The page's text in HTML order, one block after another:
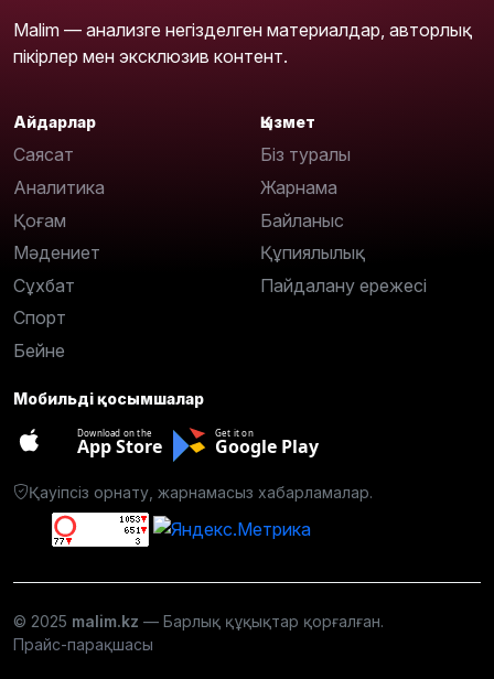
Malim — анализге негізделген материалдар, авторлық
пікірлер мен эксклюзив контент.
Айдарлар
Саясат
Аналитика
Қоғам
Мәдениет
Сұхбат
Спорт
Бейне
Қызмет
Біз туралы
Жарнама
Байланыс
Құпиялылық
Пайдалану ережесі
Мобильді қосымшалар
Download on the
App Store
Get it on
Google Play
Қауіпсіз орнату, жарнамасыз хабарламалар.
© 2025 malim.kz — Барлық құқықтар қорғалған.
Прайс-парақшасы